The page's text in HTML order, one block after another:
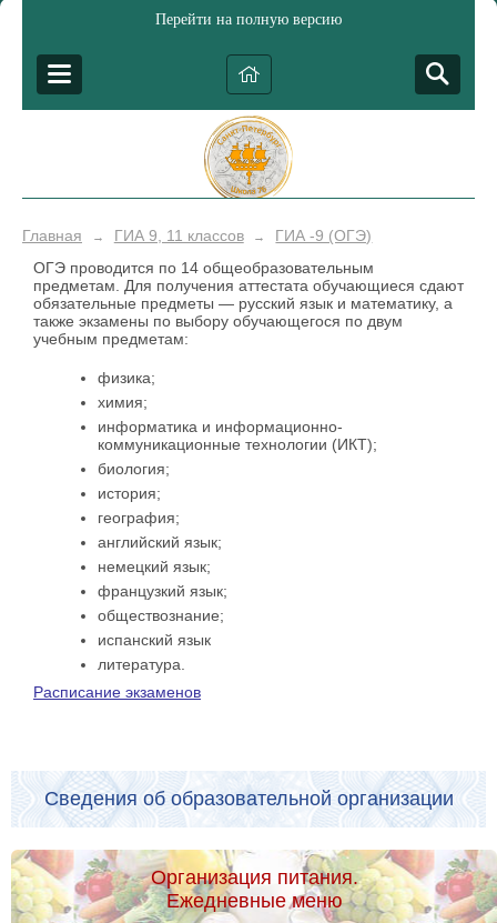
Перейти на полную версию
Главная → ГИА 9, 11 классов →
ГИА -9 (ОГЭ)
ОГЭ проводится по 14 общеобразовательным
предметам. Для получения аттестата обучающиеся сдают
обязательные предметы — русский язык и математику, а
также экзамены по выбору обучающегося по двум
учебным предметам:
физика;
химия;
информатика и информационно-
коммуникационные технологии (ИКТ);
биология;
история;
география;
английский язык;
немецкий язык;
французкий язык;
обществознание;
испанский язык
литература.
Расписание экзаменов
Сведения об образовательной организации
Организация питания.
Ежедневные меню